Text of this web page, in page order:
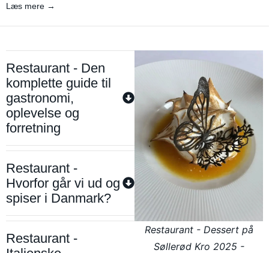
Læs mere →
Restaurant - Den
komplette guide til
gastronomi,
oplevelse og
forretning
Restaurant -
Hvorfor går vi ud og
spiser i Danmark?
Restaurant -
Restaurant - Dessert på
Søllerød Kro 2025 -